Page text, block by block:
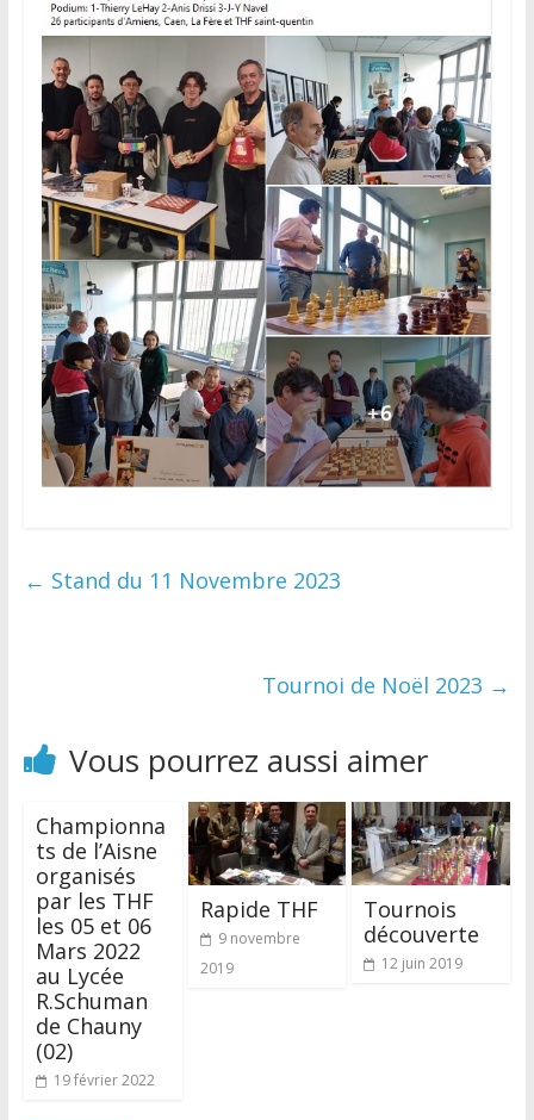
← Stand du 11 Novembre 2023
Tournoi de Noël 2023 →
Vous pourrez aussi aimer
Championna
ts de l’Aisne
organisés
par les THF
les 05 et 06
Mars 2022
au Lycée
R.Schuman
de Chauny
(02)
19 février 2022
Rapide THF
9 novembre
2019
Tournois
découverte
12 juin 2019